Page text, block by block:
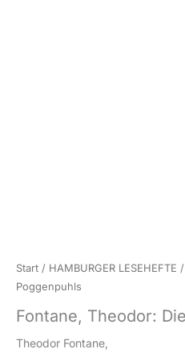
Start / HAMBURGER LESEHEFTE
Poggenpuhls
Fontane, Theodor:
Theodor Fontane,